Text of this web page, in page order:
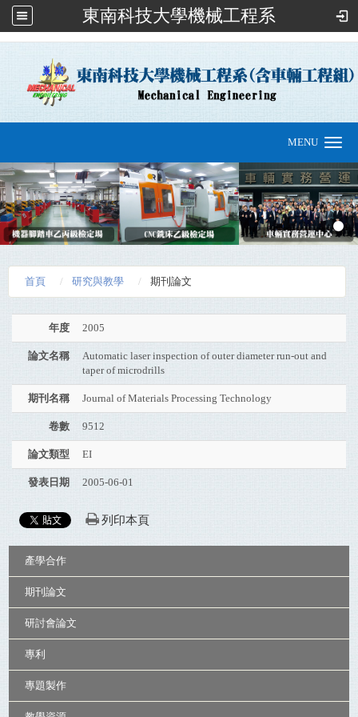
東南科技大學機械工程系
:::
navigation
MENU
首頁 研究與教學 期刊論文
年度 2005
論文名稱
Automatic laser inspection of outer diameter run-out and
taper of microdrills
期刊名稱 Journal of Materials Processing Technology
卷數 9512
論文類型 EI
發表日期 2005-06-01
列印本頁
產學合作
期刊論文
研討會論文
專利
專題製作